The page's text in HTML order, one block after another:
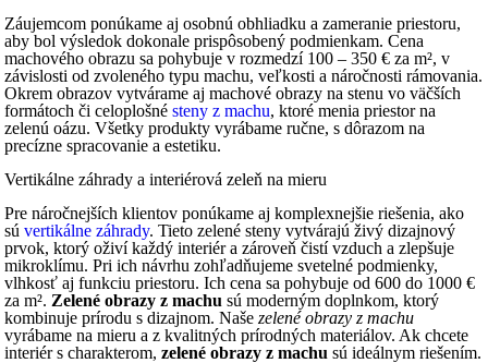
Záujemcom ponúkame aj osobnú obhliadku a zameranie priestoru,
aby bol výsledok dokonale prispôsobený podmienkam. Cena
machového obrazu sa pohybuje v rozmedzí 100 – 350 € za m², v
závislosti od zvoleného typu machu, veľkosti a náročnosti rámovania.
Okrem obrazov vytvárame aj machové obrazy na stenu vo väčších
formátoch či celoplošnésteny z machu, ktoré menia priestor na
zelenú oázu. Všetky produkty vyrábame ručne, s dôrazom na
precízne spracovanie a estetiku.
Vertikálne záhrady a interiérová zeleň na mieru
Pre náročnejších klientov ponúkame aj komplexnejšie riešenia, ako
súvertikálne záhrady. Tieto zelené steny vytvárajú živý dizajnový
prvok, ktorý oživí každý interiér a zároveň čistí vzduch a zlepšuje
mikroklímu. Pri ich návrhu zohľadňujeme svetelné podmienky,
vlhkosť aj funkciu priestoru. Ich cena sa pohybuje od 600 do 1000 €
za m². Zelené obrazy z machu sú moderným doplnkom, ktorý
kombinuje prírodu s dizajnom. Našezelené obrazy z machu
vyrábame na mieru a z kvalitných prírodných materiálov. Ak chcete
interiér s charakterom,zelené obrazy z machu sú ideálnym riešením.